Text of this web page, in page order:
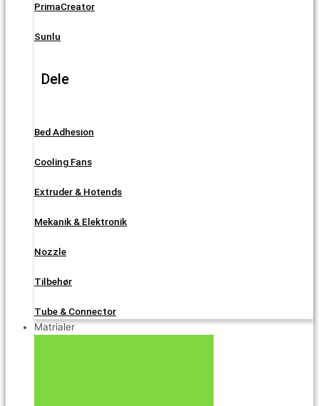
PrimaCreator
Sunlu
Dele
Bed Adhesion
Cooling Fans
Extruder & Hotends
Mekanik & Elektronik
Nozzle
Tilbehør
Tube & Connector
Matrialer